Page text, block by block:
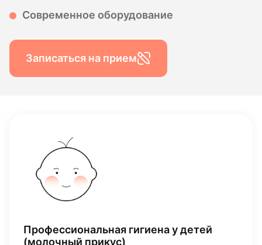
Современное оборудование
Записаться на прием
Лечение кариеса